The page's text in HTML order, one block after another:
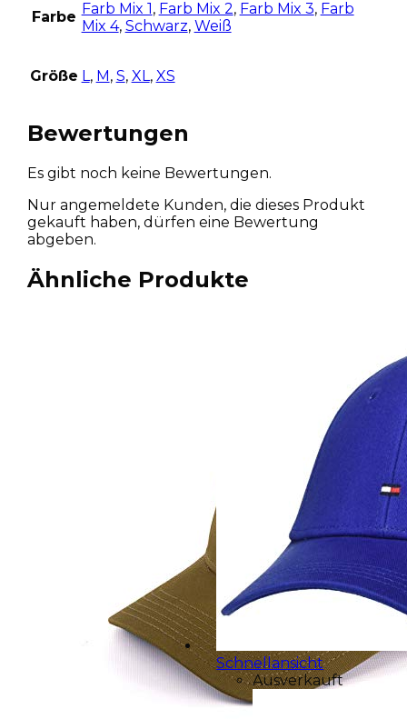
Farbe Farb Mix 1 , Farb Mix 2, Farb Mix 3, Farb
Mix 4, Schwarz, Weiß
Größe L, M , S, XL, XS
Bewertungen
Es gibt noch keine Bewertungen.
Nur angemeldete Kunden, die dieses Produkt
gekauft haben, dürfen eine Bewertung
abgeben.
Ähnliche Produkte
Schnellansicht
Ausverkauft